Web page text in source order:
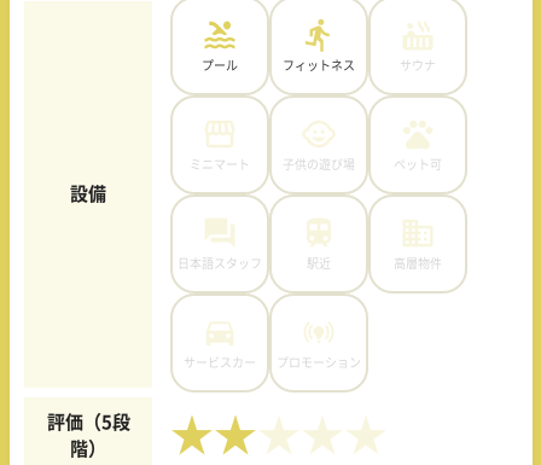
設備
プール フィットネス サウナ
ミニマート 子供の遊び場 ペット可
日本語スタッフ 駅近 高層物件
サービスカー プロモーション
評価（5段
階）
★★